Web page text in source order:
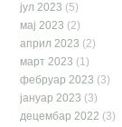
јул 2023 (5)
мај 2023 (2)
април 2023 (2)
март 2023 (1)
фебруар 2023 (3)
јануар 2023 (3)
децембар 2022 (3)